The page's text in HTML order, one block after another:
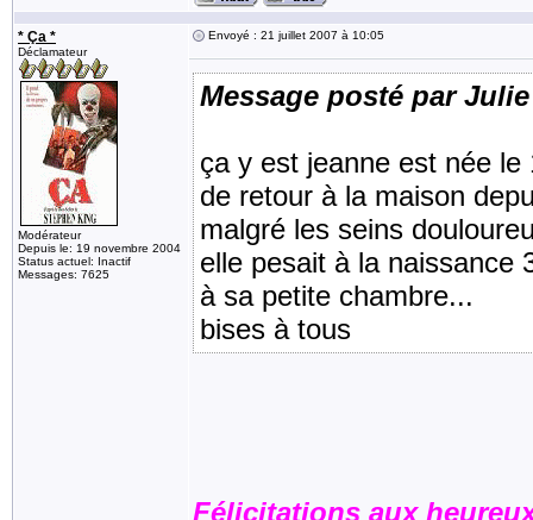
* Ça *
Déclamateur
Modérateur
Depuis le: 19 novembre 2004
Status actuel: Inactif
Messages: 7625
Envoyé : 21 juillet 2007 à 10:05
Message posté par
ça y est jeanne est née
de retour à la maison
malgré les seins
elle pesait à la naissance
à sa petite chambre...
bises à tous
Félicitations aux